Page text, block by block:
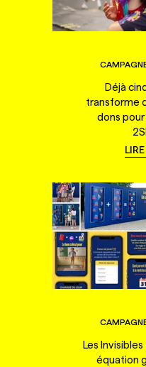
Déjà
transforme
dons
Les
équation